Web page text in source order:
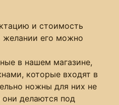
и стоимость
желании его можно
в нашем магазине,
которые входят в
ножны для них не
делаются под